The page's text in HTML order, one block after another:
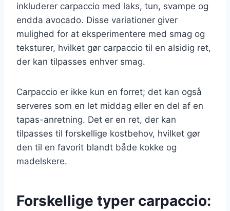
inkluderer carpaccio med laks, tun, svampe og
endda avocado. Disse variationer giver
mulighed for at eksperimentere med smag og
teksturer, hvilket gør carpaccio til en alsidig ret,
der kan tilpasses enhver smag.
Carpaccio er ikke kun en forret; det kan også
serveres som en let middag eller en del af en
tapas-anretning. Det er en ret, der kan
tilpasses til forskellige kostbehov, hvilket gør
den til en favorit blandt både kokke og
madelskere.
Forskellige typer carpaccio: